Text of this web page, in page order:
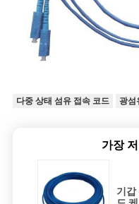
다중 상태 섬유 접속 코드 광섬
가장
기갑